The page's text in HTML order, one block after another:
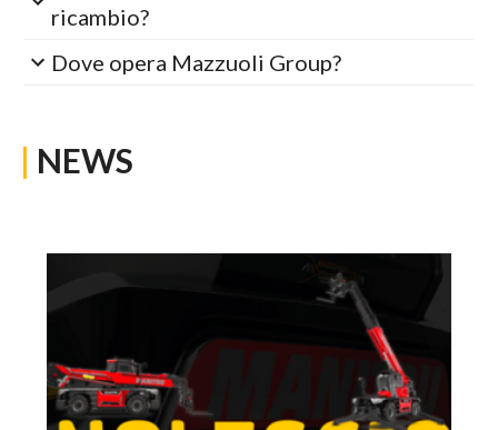
ricambio?
Dove opera Mazzuoli Group?
| NEWS